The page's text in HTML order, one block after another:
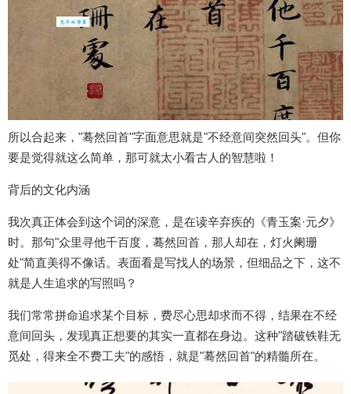
所以合起来，"蓦然回首"字面意思就是"不经意间突然回头"。但你
要是觉得就这么简单，那可就太小看古人的智慧啦！
背后的文化内涵
我次真正体会到这个词的深意，是在读辛弃疾的《青玉案·元夕》
时。那句"众里寻他千百度，蓦然回首，那人却在，灯火阑珊
处"简直美得不像话。表面看是写找人的场景，但细品之下，这不
就是人生追求的写照吗？
我们常常拼命追求某个目标，费尽心思却求而不得，结果在不经
意间回头，发现真正想要的其实一直都在身边。这种"踏破铁鞋无
觅处，得来全不费工夫"的感悟，就是"蓦然回首"的精髓所在。